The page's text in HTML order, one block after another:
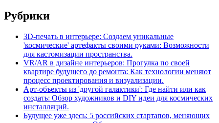
Рубрики
3D-печать в интерьере: Создаем уникальные
'космические' артефакты своими руками: Возможности
для кастомизации пространства.
VR/AR в дизайне интерьеров: Прогулка по своей
квартире будущего до ремонта: Как технологии меняют
процесс проектирования и визуализации.
Арт-объекты из 'другой галактики': Где найти или как
создать: Обзор художников и DIY идеи для космических
инсталляций.
Будущее уже здесь: 5 российских стартапов, меняющих